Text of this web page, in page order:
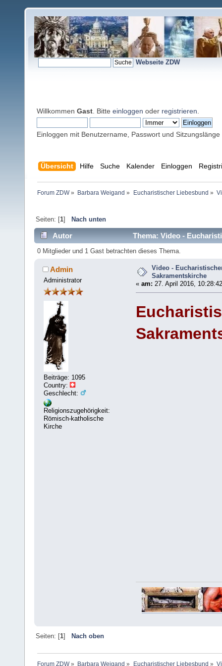
Webseite ZDW
Willkommen Gast . Bitte einloggen oder registrieren
Einloggen mit Benutzername, Passwort und Sitzungslänge
Übersicht Hilfe Suche Kalender Einloggen
Forum ZDW» Barbara Weigand » Eucharistischer Liebesbund »
Seiten: [1] Nach unten
Autor Thema: Video -
0 Mitglieder und 1 Gast betrachten dieses Thema.
Admin
Administrator
Beiträge: 1095
Country:
Geschlecht:
Religionszugehörigkeit:
Römisch-katholische
Kirche
Video -
Sakramentskirche
« am: 27. April 2016,
Seiten: [1] Nach oben
Forum ZDW» Barbara Weigand » Eucharistischer Liebesbund »